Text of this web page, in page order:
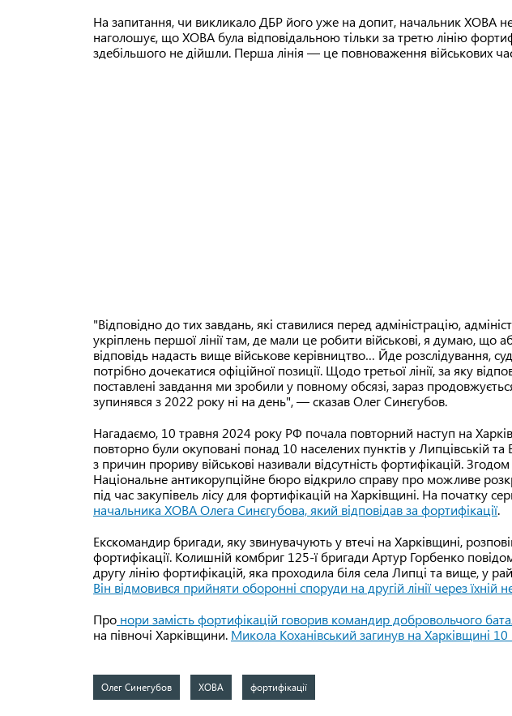
На запитання, чи викликало ДБР його уже на допит, начальник ХОВА не
наголошує, що ХОВА була відповідальною тільки за третю лінію
здебільшого не дійшли. Перша лінія — це повноваження військових
"Відповідно до тих завдань, які ставилися перед адміністрацію,
укріплень першої лінії там, де мали це робити військові, я думаю,
відповідь надасть вище військове керівництво… Йде розслідування,
потрібно дочекатися офіційної позиції. Щодо третьої лінії, за яку
поставлені завдання ми зробили у повному обсязі, зараз
зупинявся з 2022 року ні на день", — сказав Олег Синєгубов.
Нагадаємо, 10 травня 2024 року РФ почала повторний наступ на
повторно були окуповані понад 10 населених пунктів у Липцівській
з причин прориву військові називали відсутність фортифікацій.
Національне антикорупційне бюро відкрило справу про можливе
під час закупівель лісу для фортифікацій на Харківщині. На початку
начальника ХОВА Олега Синєгубова, який відповідав за фортифікації.
Екскомандир бригади, яку звинувачують у втечі на Харківщині,
фортифікації. Колишній комбриг 125-ї бригади Артур Горбенко
другу лінію фортифікацій, яка проходила біля села Липці та вище, у
Він відмовився прийняти оборонні споруди на другій лінії через їхній
Про нори замість фортифікацій говорив командир добровольчого
на півночі Харківщини. Микола Коханівський загинув на Харківщині
Олег Синегубов ХОВА фортифікації